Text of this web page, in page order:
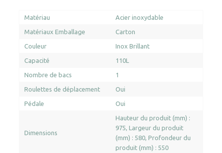
Matériau Acier inoxydable
Matériaux Emballage Carton
Couleur Inox Brillant
Capacité 110L
Nombre de bacs 1
Roulettes de déplacement Oui
Pédale Oui
Dimensions
Hauteur du produit (mm) :
975 Largeur du produit
(mm) : 580 Profondeur du
produit (mm) : 550